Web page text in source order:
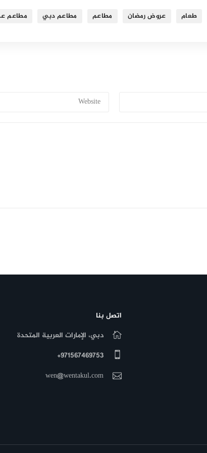
طعام عروض رمضان مطاعم مطاعم دبي مطاعم
اتصل بنا
دبي، الإمارات العربية المتحدة
971567469753+
wen@wentakul.com